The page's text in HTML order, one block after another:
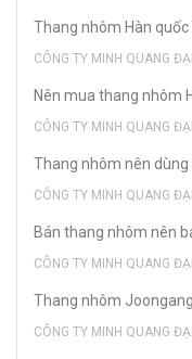
Thang nhôm Hàn
CÔNG TY MINH QUANG
Nên mua thang nhôm
CÔNG TY MINH QUANG
Thang nhôm nên dùng
CÔNG TY MINH QUANG
Bán thang nhôm nên
CÔNG TY MINH QUANG
Thang nhôm
CÔNG TY MINH QUANG